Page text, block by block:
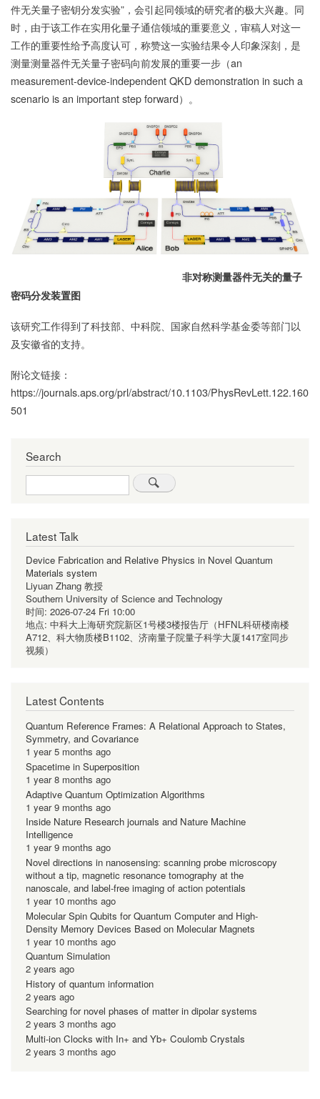
件无关量子密钥分发实验”，会引起同领域的研究者的极大兴趣。同
时，由于该工作在实用化量子通信领域的重要意义，审稿人对这一
工作的重要性给予高度认可，称赞这一实验结果令人印象深刻，是
测量测量器件无关量子密码向前发展的重要一步（an
measurement-device-independent QKD demonstration in such a
scenario is an important step forward）。
非对称测量器件无关的量子
密码分发装置图
该研究工作得到了科技部、中科院、国家自然科学基金委等部门以
及安徽省的支持。
附论文链接：
https://journals.aps.org/prl/abstract/10.1103/PhysRevLett.122.160
501
Search
Search
Latest Talk
Device Fabrication and Relative Physics in Novel Quantum
Materials system
Liyuan Zhang 教授
Southern University of Science and Technology
时间: 2026-07-24 Fri 10:00
地点: 中科大上海研究院新区1号楼3楼报告厅（HFNL科研楼南楼
A712、科大物质楼B1102、济南量子院量子科学大厦1417室同步
视频）
Latest Contents
Quantum Reference Frames: A Relational Approach to States,
Symmetry, and Covariance
1 year 5 months ago
Spacetime in Superposition
1 year 8 months ago
Adaptive Quantum Optimization Algorithms
1 year 9 months ago
Inside Nature Research journals and Nature Machine
Intelligence
1 year 9 months ago
Novel directions in nanosensing: scanning probe microscopy
without a tip, magnetic resonance tomography at the
nanoscale, and label-free imaging of action potentials
1 year 10 months ago
Molecular Spin Qubits for Quantum Computer and High-
Density Memory Devices Based on Molecular Magnets
1 year 10 months ago
Quantum Simulation
2 years ago
History of quantum information
2 years ago
Searching for novel phases of matter in dipolar systems
2 years 3 months ago
Multi-ion Clocks with In+ and Yb+ Coulomb Crystals
2 years 3 months ago